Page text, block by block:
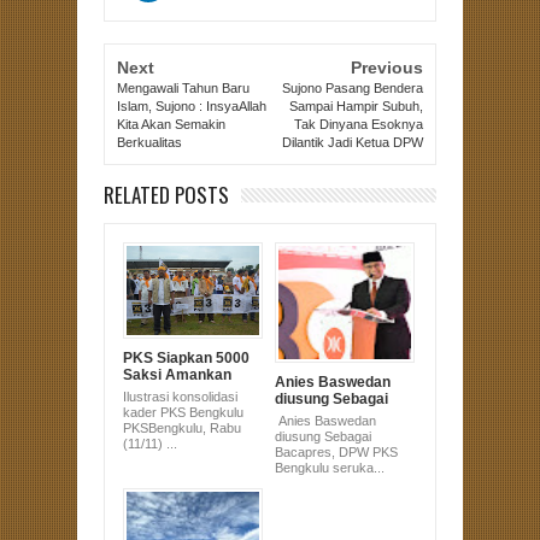
Next
Mengawali Tahun Baru
Islam, Sujono : InsyaAllah
Kita Akan Semakin
Berkualitas
Previous
Sujono Pasang Bendera
Sampai Hampir Subuh,
Tak Dinyana Esoknya
Dilantik Jadi Ketua DPW
RELATED POSTS
PKS Siapkan 5000
Saksi Amankan
Suara Sultan-
Mujiono
Ilustrasi konsolidasi
kader PKS Bengkulu
PKSBengkulu, Rabu
(11/11) ...
Anies Baswedan
diusung Sebagai
Bacapres, DPW
PKS Bengkulu
serukan All Out.
Anies Baswedan
diusung Sebagai
Bacapres, DPW PKS
Bengkulu seruka...